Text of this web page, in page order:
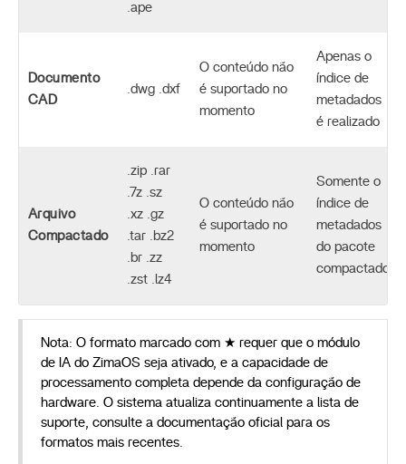
.ape
Documento
CAD
.dwg .dxf
O conteúdo não
é suportado no
momento
Apenas o
índice de
metadados
é realizado
Arquivo
Compactado
.zip .rar
.7z .sz
.xz .gz
.tar .bz2
.br .zz
.zst .lz4
O conteúdo não
é suportado no
momento
Somente o
índice de
metadados
do pacote
compactado
Nota: O formato marcado com ★ requer que o módulo
de IA do ZimaOS seja ativado, e a capacidade de
processamento completa depende da configuração de
hardware. O sistema atualiza continuamente a lista de
suporte, consulte a documentação oficial para os
formatos mais recentes.